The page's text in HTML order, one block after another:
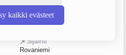
kaikki evästeet
Henkilöstömäärä
0–4
Sijainti
Rovaniemi